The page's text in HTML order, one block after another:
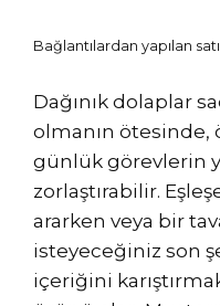
Bağlantılardan yapılan
Dağınık dolaplar
olmanın ötesinde,
günlük görevlerin
zorlaştırabilir.
ararken veya bir
isteyeceğiniz son
içeriğini